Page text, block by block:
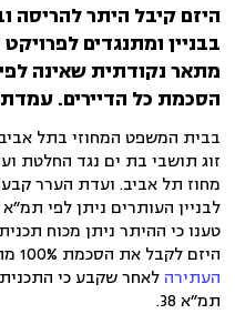
היזם קיבל היתר להריסה
בבניין ומתנגדים
הסכמת כל הדיירים.
בבית המשפט המחוזי בתל
זוג תושבי בת ים נגד החלטת
מחוז תל אביב. ועדת הערר
טענו כי ההיתר ניתן מכוח
היזם לקבל את הסכמת 100% מהדיירים. בית המשפט
העתירה לאחר שקבע כי
תמ״א 38.